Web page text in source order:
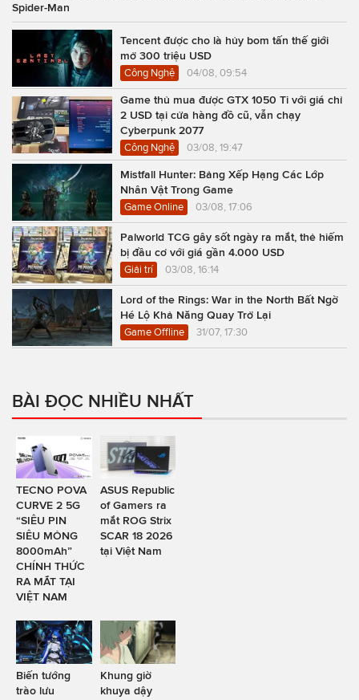
Spider-Man
Tencent được cho là hủy bom tấn thế giới
mở 300 triệu USD
Công Nghệ 04/08, 09:54
Game thủ mua được GTX 1050 Ti với giá chỉ
2 USD tại cửa hàng đồ cũ, vẫn chạy
Cyberpunk 2077
Công Nghệ 03/08, 19:47
Mistfall Hunter: Bảng Xếp Hạng Các Lớp
Nhân Vật Trong Game
Game Online 03/08, 17:06
Palworld TCG gây sốt ngày ra mắt, thẻ hiếm
bị đầu cơ với giá gần 4.000 USD
Giải trí 03/08, 16:14
Lord of the Rings: War in the North Bất Ngờ
Hé Lộ Khả Năng Quay Trở Lại
Game Offline 31/07, 17:30
BÀI ĐỌC NHIỀU NHẤT
TECNO POVA
CURVE 2 5G
“SIÊU PIN
SIÊU MỎNG
8000mAh”
CHÍNH THỨC
RA MẮT TẠI
VIỆT NAM
ASUS Republic
of Gamers ra
mắt ROG Strix
SCAR 18 2026
tại Việt Nam
Biến tướng
trào lưu
Khung giờ
khuya dậy